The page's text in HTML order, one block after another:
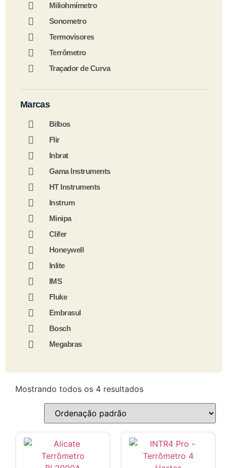
Miliohmímetro
Sonometro
Termovisores
Terrômetro
Traçador de Curva
Marcas
Bilbos
Flir
Inbrat
Gama Instruments
HT Instruments
Instrum
Minipa
Clifer
Honeywell
Inlite
IMS
Fluke
Embrasul
Bosch
Megabras
Mostrando todos os 4 resultados